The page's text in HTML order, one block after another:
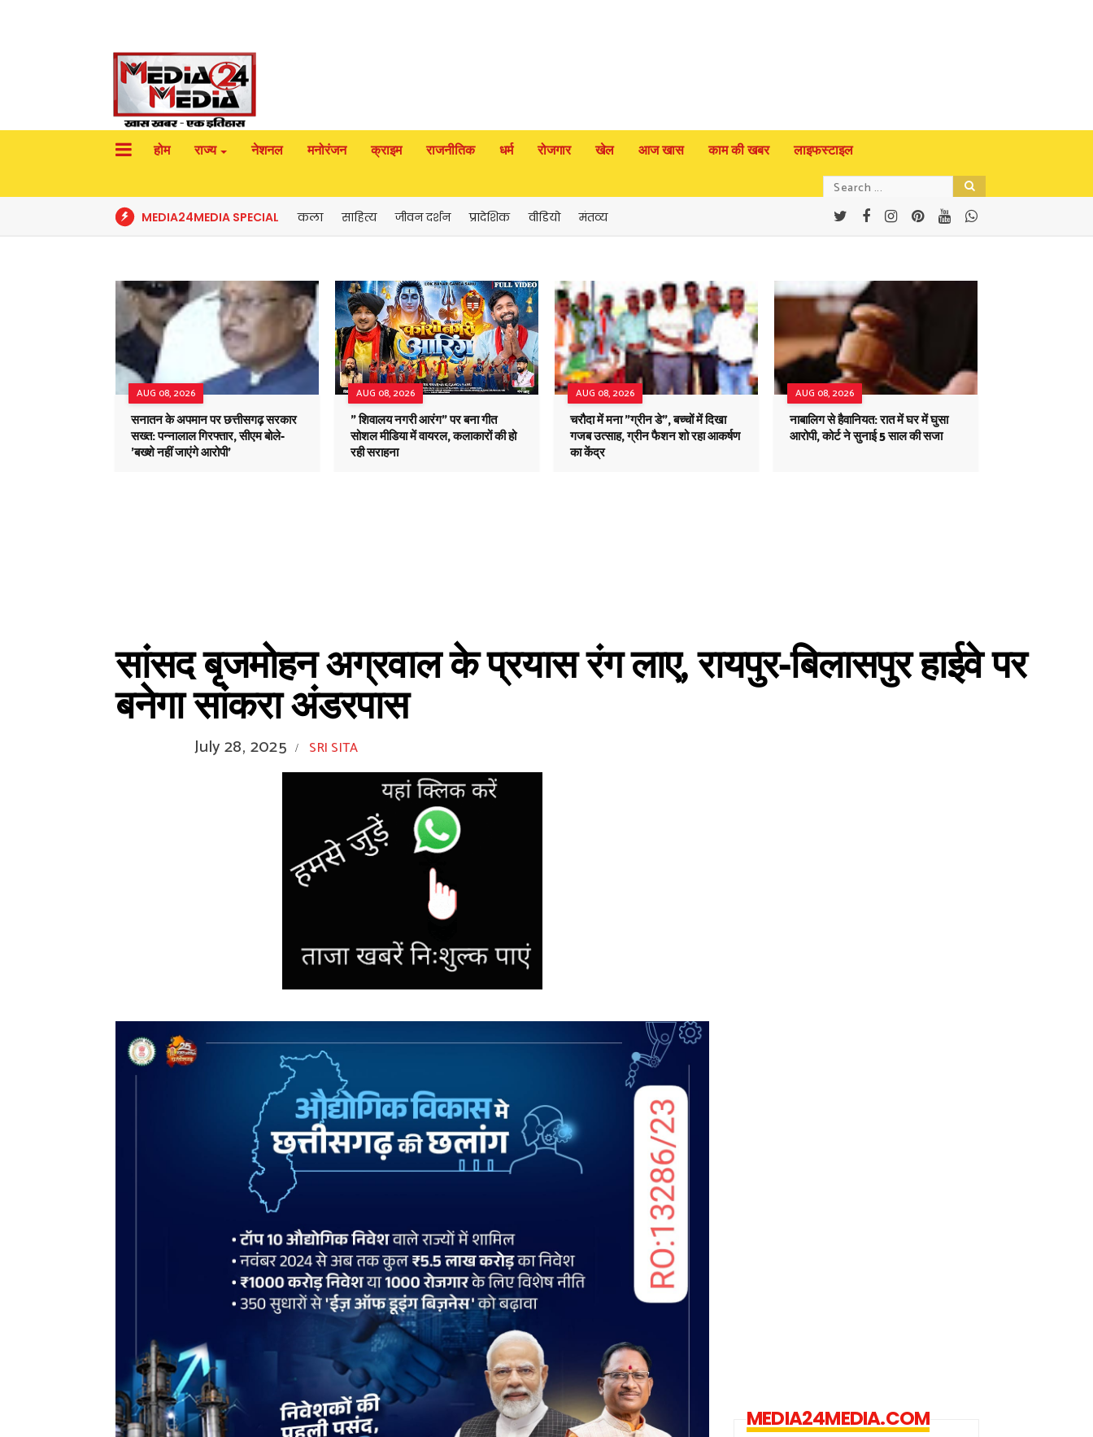
होम राज्य नेशनल मनोरंजन क्राइम राजनीतिक धर्म रोजगार खेल आज खास काम की खबर लाइफस्टाइल
MEDIA24MEDIA SPECIAL कला साहित्य जीवन दर्शन प्रादेशिक वीडियो मंतव्य
AUG 08, 2026
सनातन के अपमान पर छत्तीसगढ़ सरकार
सख्त: पन्नालाल गिरफ्तार, सीएम बोले-
'बख्शे नहीं जाएंगे आरोपी'
AUG 08, 2026
" शिवालय नगरी आरंग" पर बना गीत
सोशल मीडिया में वायरल, कलाकारों की हो
रही सराहना
AUG 08, 2026
चरौदा में मना "ग्रीन डे", बच्चों में दिखा
गजब उत्साह, ग्रीन फैशन शो रहा आकर्षण
का केंद्र
AUG 08, 2026
नाबालिग से हैवानियत: रात में घर में घुसा
आरोपी, कोर्ट ने सुनाई 5 साल की सजा
सांसद बृजमोहन अग्रवाल के प्रयास रंग लाए, रायपुर-बिलासपुर हाईवे पर
बनेगा सांकरा अंडरपास
July 28, 2025 / SRI SITA
MEDIA24MEDIA.COM